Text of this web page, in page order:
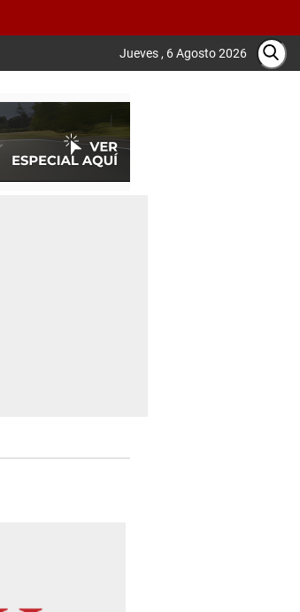
Jueves , 6 Agosto 2026